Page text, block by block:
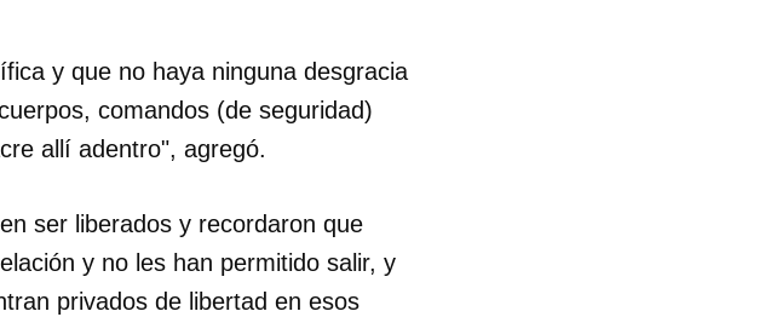
de iniciar sesión con tu
y que no haya ninguna desgracia
comandos (de seguridad)
allí adentro", agregó.
ser liberados y recordaron que
y no les han permitido salir, y
privados de libertad en esos